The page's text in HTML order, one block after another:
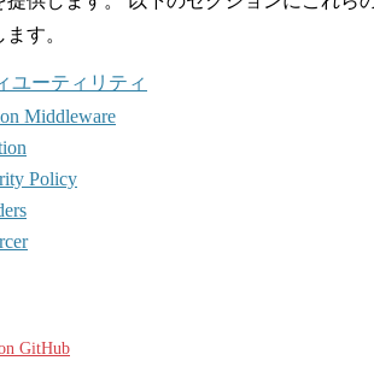
す。
ユーティリティ
Middleware
Policy
GitHub